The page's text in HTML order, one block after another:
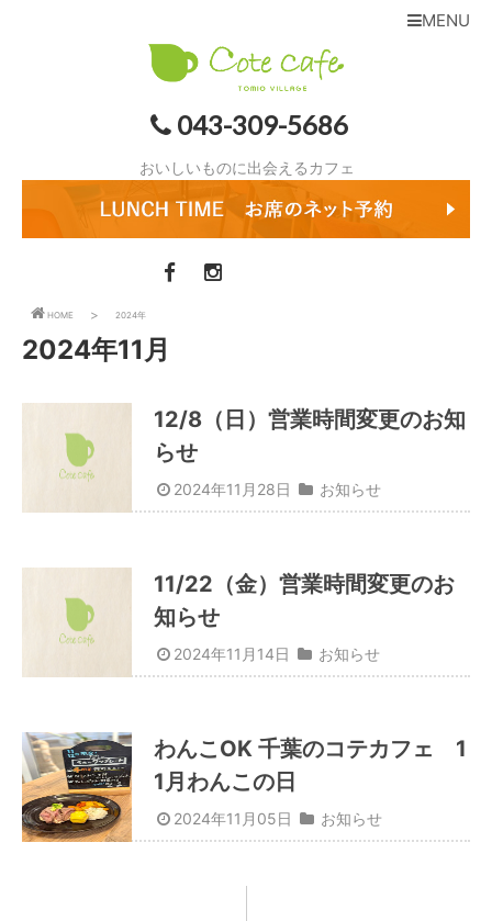
043-309-5686
おいしいものに出会えるカフェ
MENU
HOME 2024年
2024年11月
12/8（日）営業時間変更のお知
らせ
2024年11月28日 お知らせ
11/22（金）営業時間変更のお
知らせ
2024年11月14日 お知らせ
わんこOK 千葉のコテカフェ 1
1月わんこの日
2024年11月05日 お知らせ